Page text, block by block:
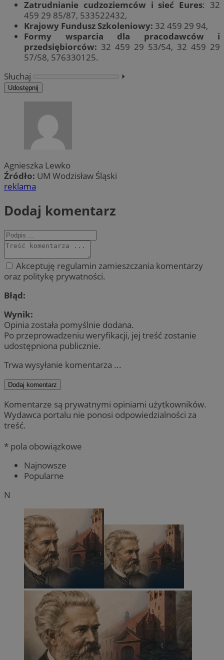
Zatrudnianie cudzoziemców i sieć Eures: 32
459 29 85/87, 533522432,
Krajowy Fundusz Szkoleniowy: 32 459 29 94,
Formy wsparcia dla pracodawców i
przedsiębiorców: 32 459 29 53/54, 32 459 29
57/58, 576330125.
Słuchaj
⏵︎
Udostępnij
Agnieszka Lewko
Źródło: UM Wodzisław Śląski
reklama
Dodaj komentarz
Akceptuję regulamin zamieszczania komentarzy
oraz politykę prywatności.
Błąd:
Wynik:
Opinia została pomyślnie dodana.
Po przeprowadzeniu weryfikacji, jej treść zostanie
udostępniona publicznie.
Trwa wysyłanie komentarza ...
Dodaj komentarz
Komentarze są prywatnymi opiniami użytkowników.
Wydawca portalu nie ponosi odpowiedzialności za
treść.
* pola obowiązkowe
Najnowsze
Popularne
N